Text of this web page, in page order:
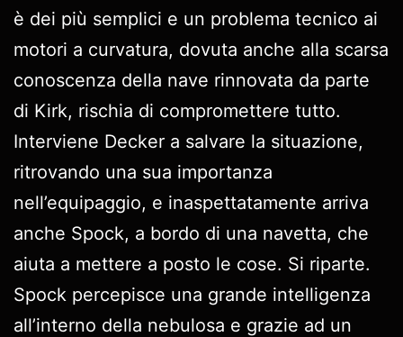
è dei più semplici e un problema tecnico ai
motori a curvatura, dovuta anche alla scarsa
conoscenza della nave rinnovata da parte
di Kirk, rischia di compromettere tutto.
Interviene Decker a salvare la situazione,
ritrovando una sua importanza
nell’equipaggio, e inaspettatamente arriva
anche Spock, a bordo di una navetta, che
aiuta a mettere a posto le cose. Si riparte.
Spock percepisce una grande intelligenza
all’interno della nebulosa e grazie ad un